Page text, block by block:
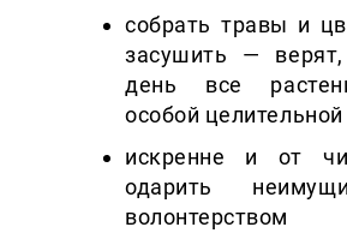
собрать травы и
засушить —
день все
особой целительной
искренне и от
одарить